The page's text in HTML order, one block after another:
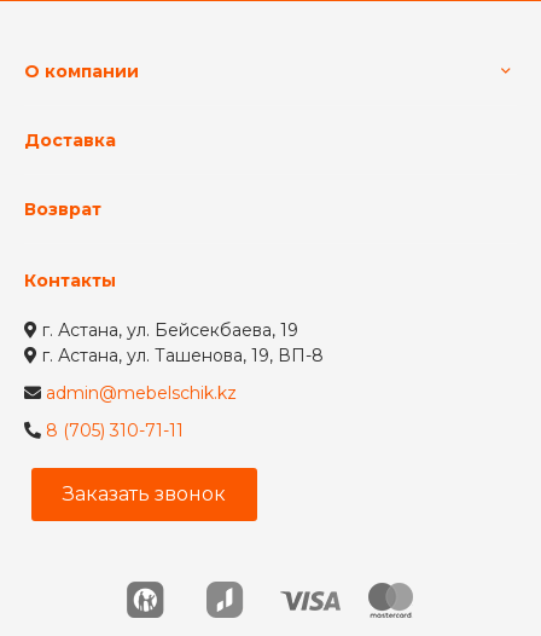
О компании
Доставка
Возврат
Контакты
г. Астана, ул. Бейсекбаева, 19
г. Астана, ул. Ташенова, 19, ВП-8
admin@mebelschik.kz
8 (705) 310-71-11
Заказать звонок